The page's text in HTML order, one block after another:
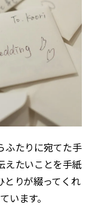
ふたりに宛てた手
えたいことを手紙
とりが綴ってくれ
います。